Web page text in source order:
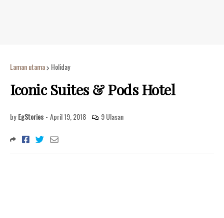
Laman utama Holiday
Iconic Suites & Pods Hotel
by EgStories - April 19, 2018 9 Ulasan